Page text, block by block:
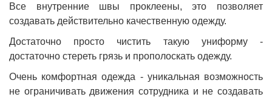
Все внутренние швы проклеены, это позволяет
создавать действительно качественную одежду.
Достаточно просто чистить такую униформу -
достаточно стереть грязь и прополоскать одежду.
Очень комфортная одежда - уникальная возможность
не ограничивать движения сотрудника и не создавать